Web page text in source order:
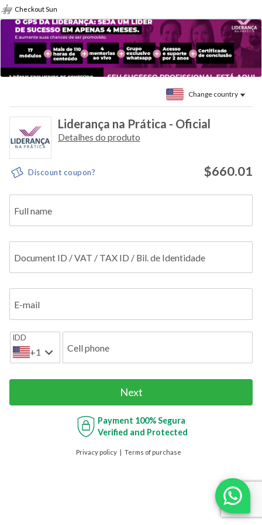
Checkout Sun
Change country
Liderança na Prática - Oficial
Detalhes do produto
Discount coupon? $660.01
Full name
Document ID / VAT / TAX ID / Bil. de Identidade
E-mail
IDD
+1 Cell phone
Next
Payment 100% Segura
Verified and Protected
Privacy policy Terms of purchase